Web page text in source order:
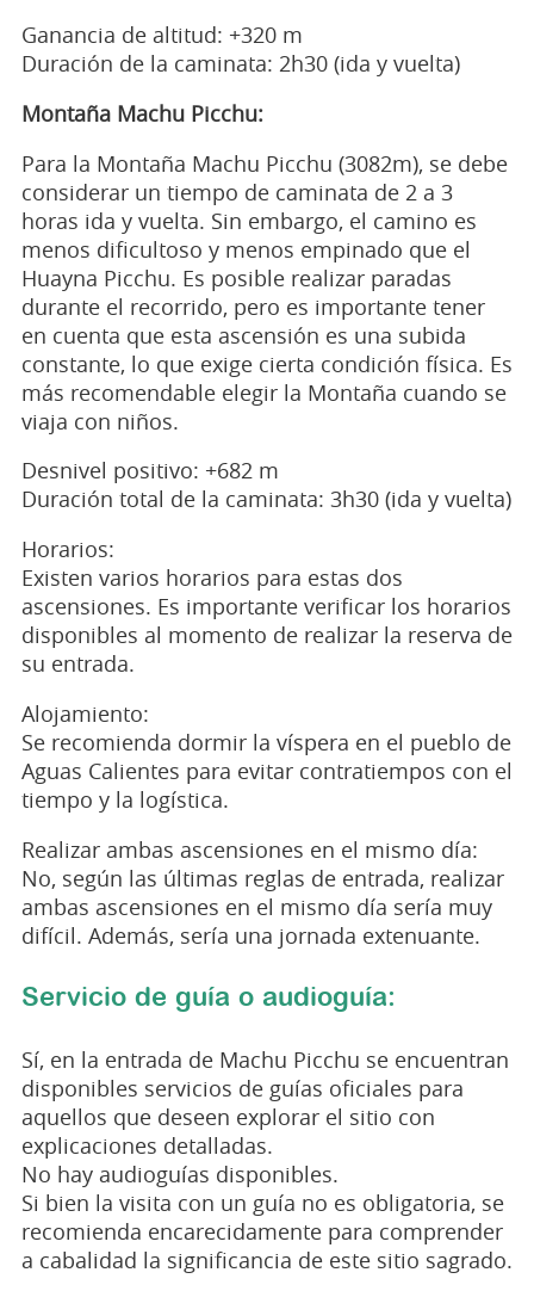
Ganancia de altitud: +320 m
Duración de la caminata: 2h30 (ida y vuelta)
Montaña Machu Picchu:
Para la Montaña Machu Picchu (3082m), se debe
considerar un tiempo de caminata de 2 a 3
horas ida y vuelta. Sin embargo, el camino es
menos dificultoso y menos empinado que el
Huayna Picchu. Es posible realizar paradas
durante el recorrido, pero es importante tener
en cuenta que esta ascensión es una subida
constante, lo que exige cierta condición física. Es
más recomendable elegir la Montaña cuando se
viaja con niños.
Desnivel positivo: +682 m
Duración total de la caminata: 3h30 (ida y vuelta)
Horarios:
Existen varios horarios para estas dos
ascensiones. Es importante verificar los horarios
disponibles al momento de realizar la reserva de
su entrada.
Alojamiento:
Se recomienda dormir la víspera en el pueblo de
Aguas Calientes para evitar contratiempos con el
tiempo y la logística.
Realizar ambas ascensiones en el mismo día:
No, según las últimas reglas de entrada, realizar
ambas ascensiones en el mismo día sería muy
difícil. Además, sería una jornada extenuante.
Servicio de guía o audioguía:
Sí, en la entrada de Machu Picchu se encuentran
disponibles servicios de guías oficiales para
aquellos que deseen explorar el sitio con
explicaciones detalladas.
No hay audioguías disponibles.
Si bien la visita con un guía no es obligatoria, se
recomienda encarecidamente para comprender
a cabalidad la significancia de este sitio sagrado.